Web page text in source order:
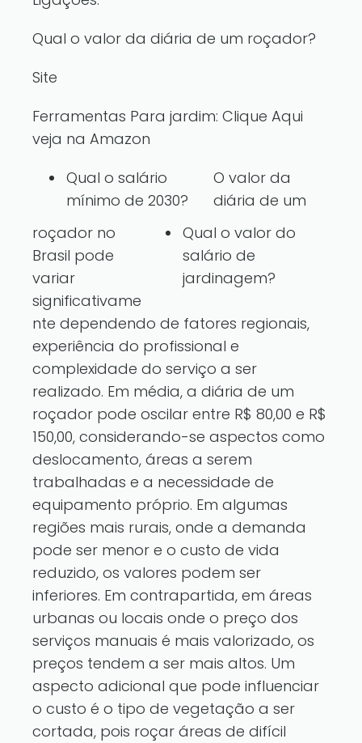
Qual o valor da diária de um roçador?
Site
Ferramentas Para jardim: Clique Aqui
veja na Amazon
Qual o salário
mínimo de 2030?
Qual o valor do
salário de
jardinagem?
O valor da
diária de um
roçador no
Brasil pode
variar
significativame
nte dependendo de fatores regionais,
experiência do profissional e
complexidade do serviço a ser
realizado. Em média, a diária de um
roçador pode oscilar entre R$ 80,00 e R$
150,00, considerando-se aspectos como
deslocamento, áreas a serem
trabalhadas e a necessidade de
equipamento próprio. Em algumas
regiões mais rurais, onde a demanda
pode ser menor e o custo de vida
reduzido, os valores podem ser
inferiores. Em contrapartida, em áreas
urbanas ou locais onde o preço dos
serviços manuais é mais valorizado, os
preços tendem a ser mais altos. Um
aspecto adicional que pode influenciar
o custo é o tipo de vegetação a ser
cortada, pois roçar áreas de difícil